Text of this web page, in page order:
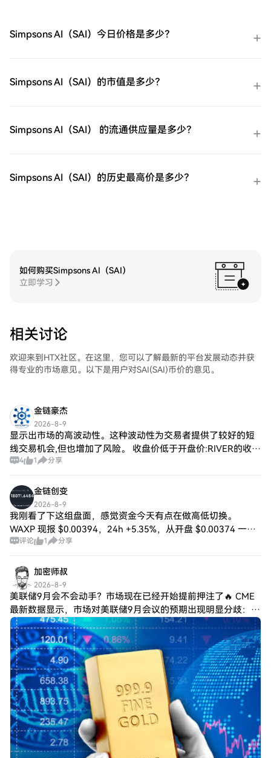
Pay等流行支付方法以增加便利性。C2C购
者提供个性化服务和竞争性汇率。第三步：
存储您的ProShares 两倍做多短期 VIX 期货
在您的HTX账户钱包中。您也可以通过区块
链转账将其发送到其他地方或者用于交易其
货市场轻松交易ProShares 两倍做多短期 VIX
期货ETF（UVXY)。访问您的账户，选择您的
Simpsons AI（SAI）今日价格是多少？
Simpsons AI（SAI）的市值是多少？
Simpsons AI（SAI） 的流通供应量是多少？
Simpsons AI（SAI）的历史最高价是多少？
如何购买Simpsons AI（SAI）
立即学习
相关讨论
欢迎来到HTX社区。在这里，您可以了解最新的平台发展动态并获
得专业的市场意见。以下是用户对SAI(SAI)币价的意见。
金链豪杰
2026-8-9
显示出市场的高波动性。这种波动性为交易者提供了较好的短
线交易机会,但也增加了风险。 收盘价低于开盘价:RIVER的收盘
价低于开盘价,表明市场在交易期间的压力相对较大,卖方力量较
4 1 分享
金链创变
2026-8-9
我刚看了下这组盘面，感觉资金今天有点在做高低切换。
WAXP 现报 $0.00394，24h +5.35%，从开盘 $0.00374 一路
摸到最高 $0.00397，离日内高点很近，说明短线情绪明显在回
评论 1 分享
加密师叔
2026-8-9
美联储9月会不会动手？市场现在已经开始提前押注了🔥 CME
最新数据显示，市场对美联储9月会议的预期出现明显分歧：
📌 目前来看，维持利率不变的概率约55.6%； 📌 加息25个基
点的概率也升到了44.